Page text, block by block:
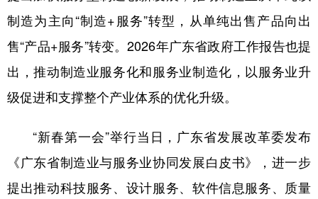
四川 贵州 云南 西藏
陕西 甘肃 青海 宁夏
新疆 内蒙古 黑龙江
多语种频道
English Español Français عربى
Русский язык 日本語 한국어
制造为主向“制造+服务”转型，从单纯出售产品向出
售“产品+服务”转变。2026年广东省政府工作报告也提
出，推动制造业服务化和服务业制造化，以服务业升
级促进和支撑整个产业体系的优化升级。
“新春第一会”举行当日，广东省发展改革委发布
《广东省制造业与服务业协同发展白皮书》，进一步
提出推动科技服务、设计服务、软件信息服务、质量